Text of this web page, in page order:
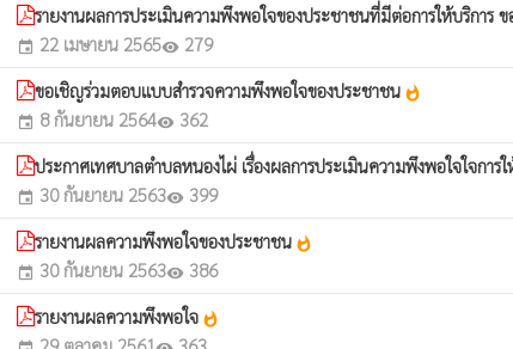
รายงานผลการประเมินความพึงพอใจของประชาชนที่มีต่อการให้บริการ
event 22 เมษายน 2565visibility 279
ขอเชิญร่วมตอบแบบสำรวจความพึงพอใจของประชาชน whatshot
event 8 กันยายน 2564visibility 362
ประกาศเทศบาลตำบลหนองไผ่ เรื่องผลการประเมินความพึงพอใจใจกา
event 30 กันยายน 2563visibility 399
รายงานผลความพึงพอใจของประชาชน whatshot
event 30 กันยายน 2563visibility 386
รายงานผลความพึงพอใจ whatshot